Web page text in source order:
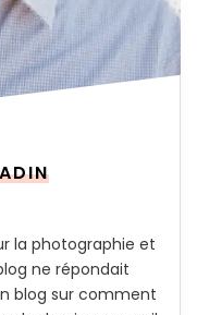
la photographie et
ne répondait
blog sur comment